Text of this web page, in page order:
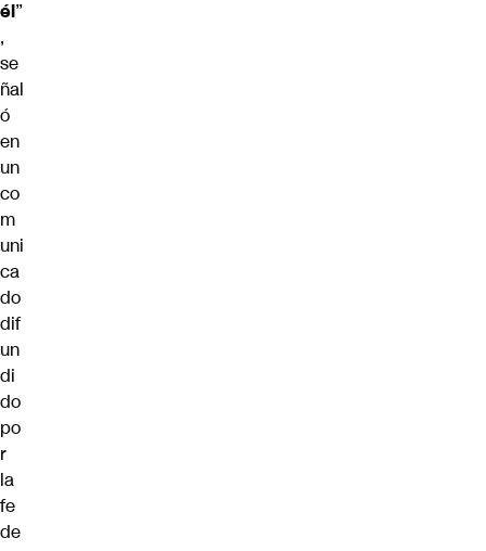
él”
,
se
ñal
ó
en
un
co
m
uni
ca
do
dif
un
di
do
po
r
la
fe
de